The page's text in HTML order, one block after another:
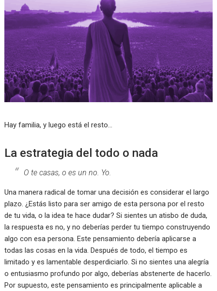
Hay familia, y luego está el resto…
La estrategia del todo o nada
O te casas, o es un no. Yo.
Una manera radical de tomar una decisión es considerar el largo
plazo. ¿Estás listo para ser amigo de esta persona por el resto
de tu vida, o la idea te hace dudar? Si sientes un atisbo de duda,
la respuesta es no, y no deberías perder tu tiempo construyendo
algo con esa persona. Este pensamiento debería aplicarse a
todas las cosas en la vida. Después de todo, el tiempo es
limitado y es lamentable desperdiciarlo. Si no sientes una alegría
o entusiasmo profundo por algo, deberías abstenerte de hacerlo.
Por supuesto, este pensamiento es principalmente aplicable a